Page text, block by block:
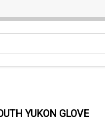
YUKON GLOVE